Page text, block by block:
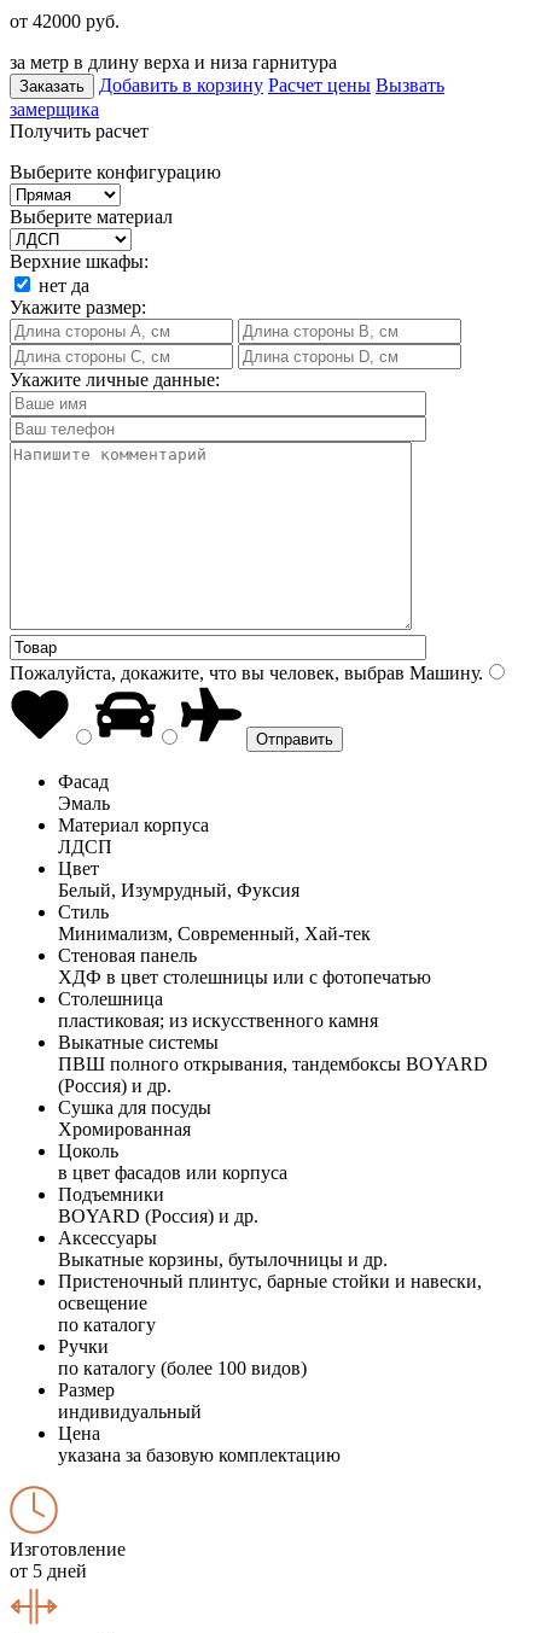
от 42000 руб.
за метр в длину верха и низа гарнитура
Заказать Добавить в корзину Расчет цены Вызвать
замерщика
Получить расчет
Выберите конфигурацию
Выберите материал
Верхние шкафы:
нет да
Укажите размер:
Укажите личные данные:
Пожалуйста, докажите, что вы человек, выбрав Машину.
Фасад
Эмаль
Материал корпуса
ЛДСП
Цвет
Белый, Изумрудный, Фуксия
Стиль
Минимализм, Современный, Хай-тек
Стеновая панель
ХДФ в цвет столешницы или с фотопечатью
Столешница
пластиковая; из искусственного камня
Выкатные системы
ПВШ полного открывания, тандембоксы BOYARD
(Россия) и др.
Сушка для посуды
Хромированная
Цоколь
в цвет фасадов или корпуса
Подъемники
BOYARD (Россия) и др.
Аксессуары
Выкатные корзины, бутылочницы и др.
Пристеночный плинтус, барные стойки и навески,
освещение
по каталогу
Ручки
по каталогу (более 100 видов)
Размер
индивидуальный
Цена
указана за базовую комплектацию
Изготовление
от 5 дней